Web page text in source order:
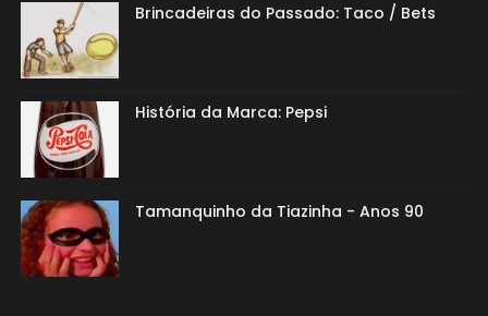
Brincadeiras do Passado: Taco / Bets
História da Marca: Pepsi
Tamanquinho da Tiazinha - Anos 90